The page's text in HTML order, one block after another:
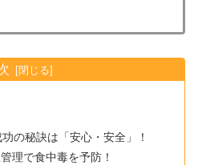
の秘訣は「安心・安全」！
理で食中毒を予防！